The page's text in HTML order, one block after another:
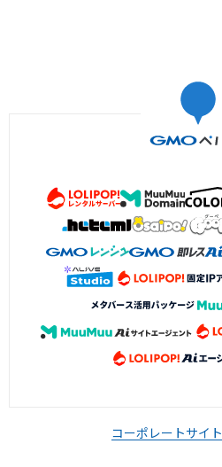
コーポレートサイト